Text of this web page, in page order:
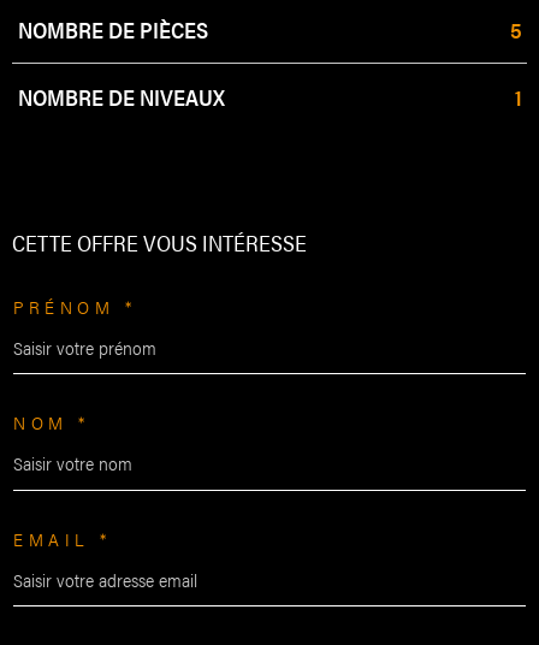
NOMBRE DE PIÈCES 5
NOMBRE DE NIVEAUX 1
CETTE OFFRE VOUS INTÉRESSE
PRÉNOM *
NOM *
EMAIL *